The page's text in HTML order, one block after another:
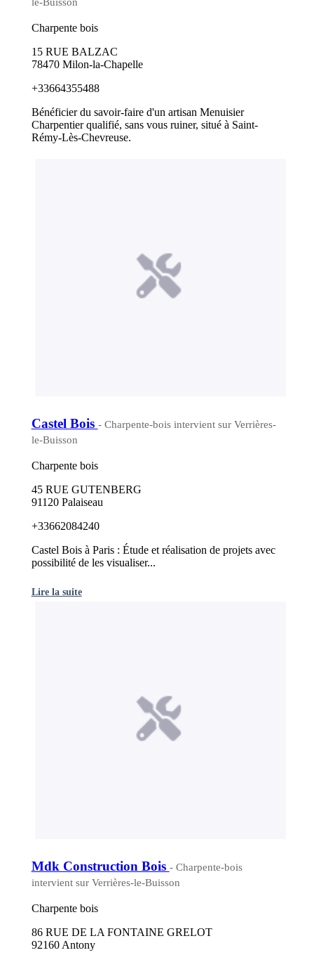
Charpente bois
15 RUE BALZAC
78470 Milon-la-Chapelle
+33664355488
Bénéficier du savoir-faire d'un artisan Menuisier
Charpentier qualifié, sans vous ruiner, situé à Saint-
Rémy-Lès-Chevreuse.
Castel Bois - Charpente-bois intervient sur Verrières-
le-Buisson
Charpente bois
45 RUE GUTENBERG
91120 Palaiseau
+33662084240
Castel Bois à Paris : Étude et réalisation de projets avec
possibilité de les visualiser...
Lire la suite
Mdk Construction Bois - Charpente-bois
intervient sur Verrières-le-Buisson
Charpente bois
86 RUE DE LA FONTAINE GRELOT
92160 Antony